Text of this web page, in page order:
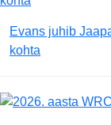
Evans juhib
kohta